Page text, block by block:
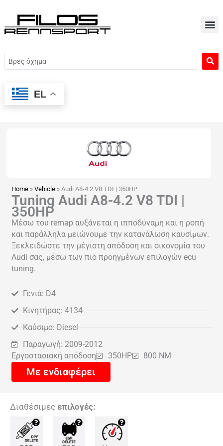
περιεχόμενο
Search
...
EL
Home »Vehicle »Audi A8-4.2 V8 TDI | 350HP
Tuning Audi A8-4.2 V8 TDI |
350HP
Μέσω του remap αυξάνεται η ιπποδύναμη και η ροπή
και παράλληλα μειώνουμε την κατανάλωση καυσίμων.
Ξεκλειδώστε την μέγιστη απόδοση και οικονομία του
Audi σας, μέσω των πιο προηγμένων επιλογών ecu
tuning.
Γενιά: D4
Κινητήρας: 4134
Καύσιμο: Diesel
Παραγωγή: 2009-2012
Εργοστασιακή απόδοση
350HP 800 NM
Με ενδιαφέρει
Διαθέσιμες επιλογές: